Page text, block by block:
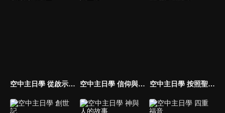
空中主日學 從啟示錄認識末世 空中主日學 信仰與生活 空中主日學 按照聖經管理情緒